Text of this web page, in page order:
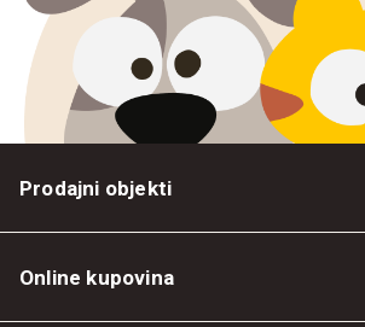
Prodajni objekti
Online kupovina